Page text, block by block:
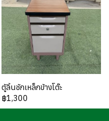
ตู้ลิ้นชักเหล็กข้างโต๊ะ
฿1,300